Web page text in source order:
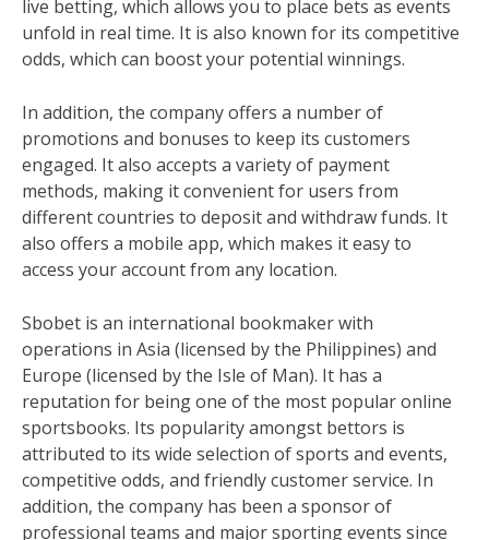
live betting, which allows you to place bets as events
unfold in real time. It is also known for its competitive
odds, which can boost your potential winnings.
In addition, the company offers a number of
promotions and bonuses to keep its customers
engaged. It also accepts a variety of payment
methods, making it convenient for users from
different countries to deposit and withdraw funds. It
also offers a mobile app, which makes it easy to
access your account from any location.
Sbobet is an international bookmaker with
operations in Asia (licensed by the Philippines) and
Europe (licensed by the Isle of Man). It has a
reputation for being one of the most popular online
sportsbooks. Its popularity amongst bettors is
attributed to its wide selection of sports and events,
competitive odds, and friendly customer service. In
addition, the company has been a sponsor of
professional teams and major sporting events since